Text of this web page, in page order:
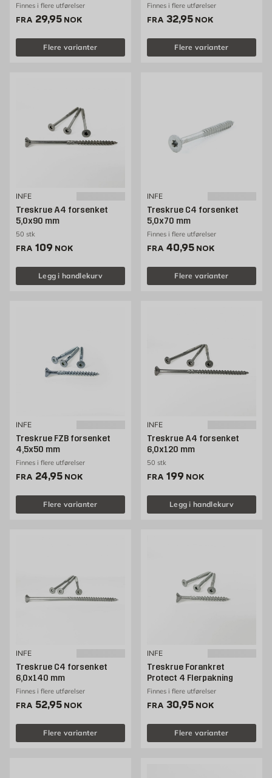
Finnes i flere utførelser
FRA Pris 29.95 NOK /stk
29,95 NOK
Flere varianter
Finnes i flere utførelser
FRA Pris 32.95 NOK /stk
32,95 NOK
Flere varianter
INFE
Treskrue A4 forsenket
5,0x90 mm
50 stk
FRA Pris 109 NOK /stk
109 NOK
Legg i handlekurv
INFE
Treskrue C4 forsenket
5,0x70 mm
Finnes i flere utførelser
FRA Pris 40.95 NOK /stk
40,95 NOK
Flere varianter
INFE
Treskrue FZB forsenket
4,5x50 mm
Finnes i flere utførelser
FRA Pris 24.95 NOK /stk
24,95 NOK
Flere varianter
INFE
Treskrue A4 forsenket
6,0x120 mm
50 stk
FRA Pris 199 NOK /stk
199 NOK
Legg i handlekurv
INFE
Treskrue C4 forsenket
6,0x140 mm
Finnes i flere utførelser
FRA Pris 52.95 NOK /stk
52,95 NOK
Flere varianter
INFE
Treskrue Forankret
Protect 4 Flerpakning
Finnes i flere utførelser
FRA Pris 30.95 NOK /stk
30,95 NOK
Flere varianter